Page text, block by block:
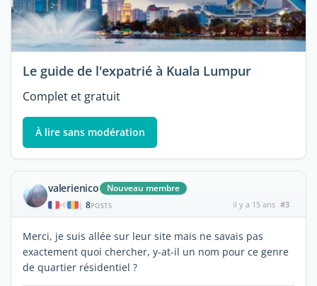
Le guide de l'expatrié à Kuala Lumpur
Complet et gratuit
À lire sans modération
valerienico Nouveau membre
| 8POSTS il y a 15 ans #3
Merci, je suis allée sur leur site mais ne savais pas
exactement quoi chercher, y-at-il un nom pour ce genre
de quartier résidentiel ?